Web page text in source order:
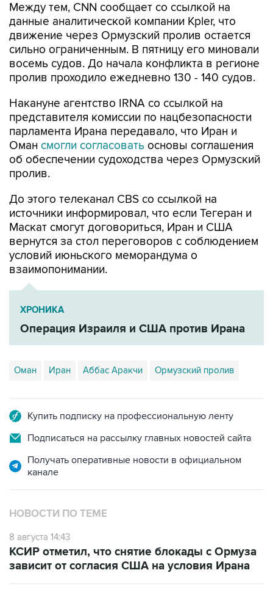
Между тем, CNN сообщает со ссылкой на
данные аналитической компании Kpler, что
движение через Ормузский пролив остается
сильно ограниченным. В пятницу его миновали
восемь судов. До начала конфликта в регионе
пролив проходило ежедневно 130 - 140 судов.
Накануне агентство IRNA со ссылкой на
представителя комиссии по нацбезопасности
парламента Ирана передавало, что Иран и
Оман смогли согласовать основы соглашения
об обеспечении судоходства через Ормузский
пролив.
До этого телеканал CBS со ссылкой на
источники информировал, что если Тегеран и
Маскат смогут договориться, Иран и США
вернутся за стол переговоров с соблюдением
условий июньского меморандума о
взаимопонимании.
ХРОНИКА
Операция Израиля и США против Ирана
Оман Иран Аббас Аракчи Ормузский пролив
Купить подписку на профессиональную ленту
Подписаться на рассылку главных новостей сайта
Получать оперативные новости в официальном
канале
НОВОСТИ ПО ТЕМЕ
8 августа 14:43
КСИР отметил, что снятие блокады с Ормуза
зависит от согласия США на условия Ирана